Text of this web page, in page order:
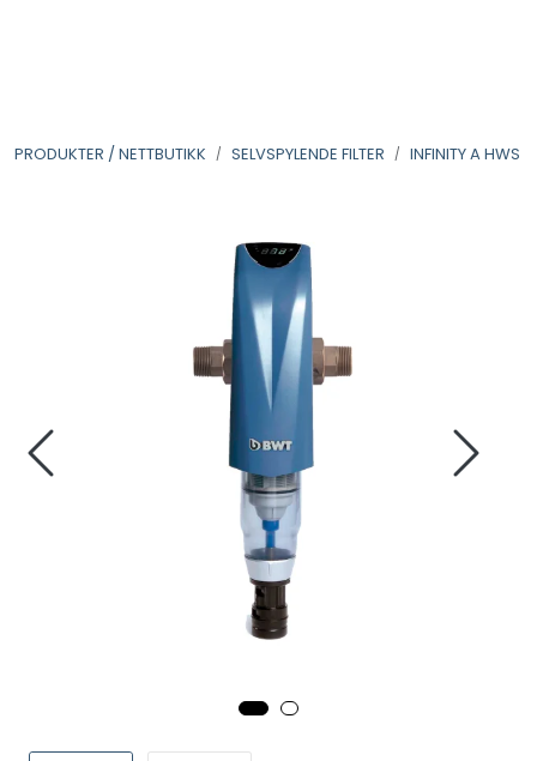
PRODUKTER / NETTBUTIKK SELVSPYLENDE FILTER INFINITY A HWS
FILTERHUS
SELVSPYLENDE FILTER
VANNRENSESYSTEM